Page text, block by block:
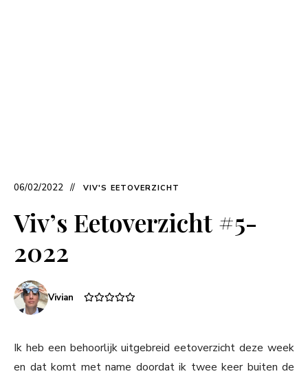
06/02/2022 VIV'S EETOVERZICHT
Viv’s Eetoverzicht #5-
2022
Vivian
Ik heb een behoorlijk uitgebreid eetoverzicht deze week
en dat komt met name doordat ik twee keer buiten de